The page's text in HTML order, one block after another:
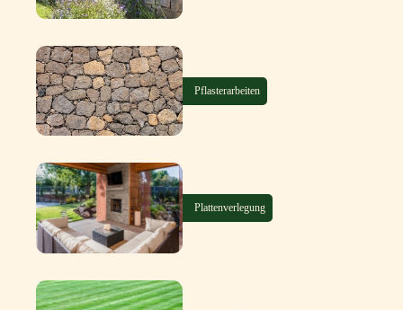
Pflasterarbeiten
Plattenverlegung